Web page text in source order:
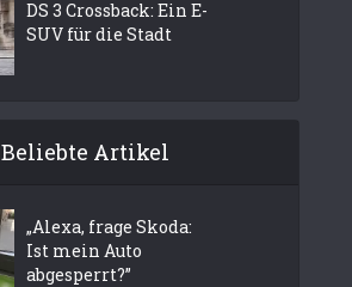
DS 3 Crossback: Ein E-
SUV für die Stadt
Beliebte Artikel
„Alexa, frage Skoda:
Ist mein Auto
abgesperrt?”